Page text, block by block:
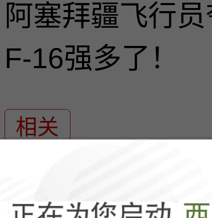
阿塞拜疆飞行
F-16强多了！
相关
生死时刻提前